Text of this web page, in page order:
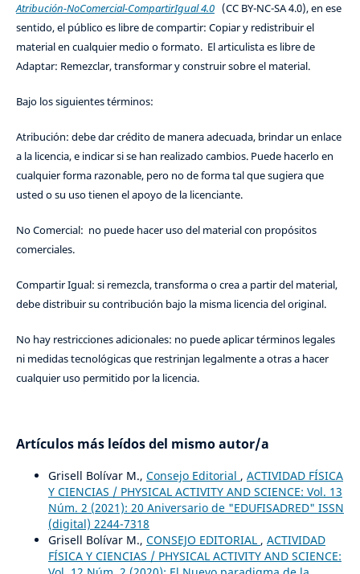
Atribución-NoComercial-CompartirIgual 4.0(CC BY-NC-SA 4.0), en ese
sentido, el público es libre de compartir: Copiar y redistribuir el
material en cualquier medio o formato. El articulista es libre de
Adaptar: Remezclar, transformar y construir sobre el material.
Bajo los siguientes términos:
Atribución: debe dar crédito de manera adecuada, brindar un enlace
a la licencia, e indicar si se han realizado cambios. Puede hacerlo en
cualquier forma razonable, pero no de forma tal que sugiera que
usted o su uso tienen el apoyo de la licenciante.
No Comercial: no puede hacer uso del material con propósitos
comerciales.
Compartir Igual: si remezcla, transforma o crea a partir del material,
debe distribuir su contribución bajo la misma licencia del original.
No hay restricciones adicionales: no puede aplicar términos legales
ni medidas tecnológicas que restrinjan legalmente a otras a hacer
cualquier uso permitido por la licencia.
Artículos más leídos del mismo autor/a
Grisell Bolívar M., Consejo Editorial , ACTIVIDAD FÍSICA
Y CIENCIAS / PHYSICAL ACTIVITY AND SCIENCE: Vol. 13
Núm. 2 (2021): 20 Aniversario de "EDUFISADRED" ISSN
(digital) 2244-7318
Grisell Bolívar M., CONSEJO EDITORIAL , ACTIVIDAD
FÍSICA Y CIENCIAS / PHYSICAL ACTIVITY AND SCIENCE: